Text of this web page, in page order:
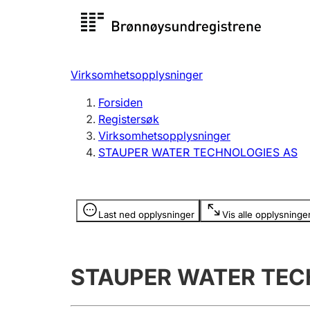
Registersøk
Registrere, endre, slette
Virksomhetsopplysninger
Forsiden
Registersøk
Virksomhetsopplysninger
STAUPER WATER TECHNOLOGIES AS
Last ned opplysninger Vis alle
Opplysninger er skjult
STAUPER WATER